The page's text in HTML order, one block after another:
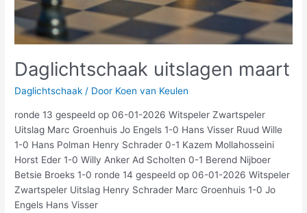
Daglichtschaak uitslagen maart
Daglichtschaak / Door Koen van Keulen
ronde 13 gespeeld op 06-01-2026 Witspeler Zwartspeler
Uitslag Marc Groenhuis Jo Engels 1-0 Hans Visser Ruud Wille
1-0 Hans Polman Henry Schrader 0-1 Kazem Mollahosseini
Horst Eder 1-0 Willy Anker Ad Scholten 0-1 Berend Nijboer
Betsie Broeks 1-0 ronde 14 gespeeld op 06-01-2026 Witspeler
Zwartspeler Uitslag Henry Schrader Marc Groenhuis 1-0 Jo
Engels Hans Visser